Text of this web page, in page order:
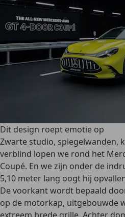
Dit design roept emotie op
Zwarte studio, spiegelwanden,
verblind lopen we rond het
Coupé. En we zijn onder de
5,10 meter lang oogt hij
De voorkant wordt bepaald
op de motorkap, uitgebouwde